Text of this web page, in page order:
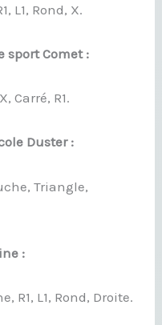
L1, Rond, X.
sport Comet :
Carré, R1.
Duster :
Triangle,
:
R1, L1, Rond, Droite.